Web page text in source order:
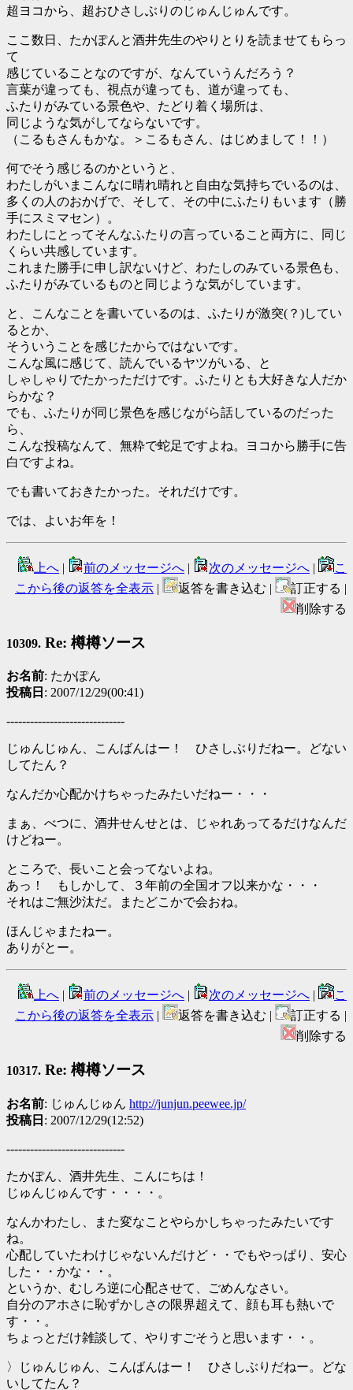
超ヨコから、超おひさしぶりのじゅんじゅんです。
ここ数日、たかぽんと酒井先生のやりとりを読ませてもらっ
て
感じていることなのですが、なんていうんだろう？
言葉が違っても、視点が違っても、道が違っても、
ふたりがみている景色や、たどり着く場所は、
同じような気がしてならないです。
（こるもさんもかな。＞こるもさん、はじめまして！！）
何でそう感じるのかというと、
わたしがいまこんなに晴れ晴れと自由な気持ちでいるのは、
多くの人のおかげで、そして、その中にふたりもいます（勝
手にスミマセン）。
わたしにとってそんなふたりの言っていること両方に、同じ
くらい共感しています。
これまた勝手に申し訳ないけど、わたしのみている景色も、
ふたりがみているものと同じような気がしています。
と、こんなことを書いているのは、ふたりが激突(？)してい
るとか、
そういうことを感じたからではないです。
こんな風に感じて、読んでいるヤツがいる、と
しゃしゃりでたかっただけです。ふたりとも大好きな人だか
らかな？
でも、ふたりが同じ景色を感じながら話しているのだった
ら、
こんな投稿なんて、無粋で蛇足ですよね。ヨコから勝手に告
白ですよね。
でも書いておきたかった。それだけです。
では、よいお年を！
上へ | 前のメッセージへ | 次のメッセージへ |
こ
こから後の返答を全表示 | 返答を書き込む |
訂正する |
削除する
10309. Re: 樽樽ソース
お名前: たかぽん
投稿日 : 2007/12/29(00:41)
------------------------------
じゅんじゅん、こんばんはー！ ひさしぶりだねー。どない
してたん？
なんだか心配かけちゃったみたいだねー・・・
まぁ、べつに、酒井せんせとは、じゃれあってるだけなんだ
けどねー。
ところで、長いこと会ってないよね。
あっ！ もしかして、３年前の全国オフ以来かな・・・
それはご無沙汰だ。またどこかで会おね。
ほんじゃまたねー。
ありがとー。
上へ | 前のメッセージへ | 次のメッセージへ |
こ
こから後の返答を全表示 | 返答を書き込む |
訂正する |
削除する
10317. Re: 樽樽ソース
お名前: じゅんじゅん http://junjun.peewee.jp/
投稿日 : 2007/12/29(12:52)
------------------------------
たかぽん、酒井先生、こんにちは！
じゅんじゅんです・・・・。
なんかわたし、また変なことやらかしちゃったみたいです
ね。
心配していたわけじゃないんだけど・・でもやっぱり、安心
した・・かな・・。
というか、むしろ逆に心配させて、ごめんなさい。
自分のアホさに恥ずかしさの限界超えて、顔も耳も熱いで
す・・。
ちょっとだけ雑談して、やりすごそうと思います・・。
〉じゅんじゅん、こんばんはー！ ひさしぶりだねー。どな
いしてたん？